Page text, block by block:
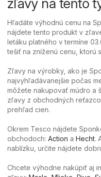
Hľadáte výhodnú cenu na
nájdete tento produkt v
letáku platného v termíne
tešiť na zníženú cenu, ktorú
Zľavy na výrobky, ako je
najvyhľadávanejšie počas
môžete nakupovať múdro a
zľavy z obchodných
prehľad cien.
Okrem Tesco nájdete
obchodoch: Action a Hecht.
nablízku, určite nájdete
Chcete výhodne nakúpiť aj